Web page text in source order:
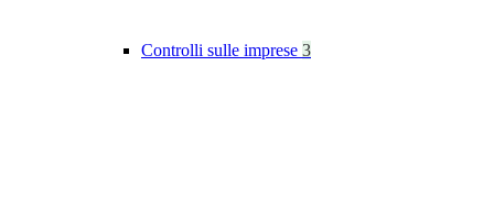
Controlli sulle imprese 3